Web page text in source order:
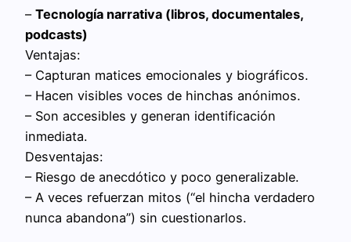
– Tecnología narrativa (libros, documentales,
podcasts)
Ventajas:
– Capturan matices emocionales y biográficos.
– Hacen visibles voces de hinchas anónimos.
– Son accesibles y generan identificación
inmediata.
Desventajas:
– Riesgo de anecdótico y poco generalizable.
– A veces refuerzan mitos (“el hincha verdadero
nunca abandona”) sin cuestionarlos.